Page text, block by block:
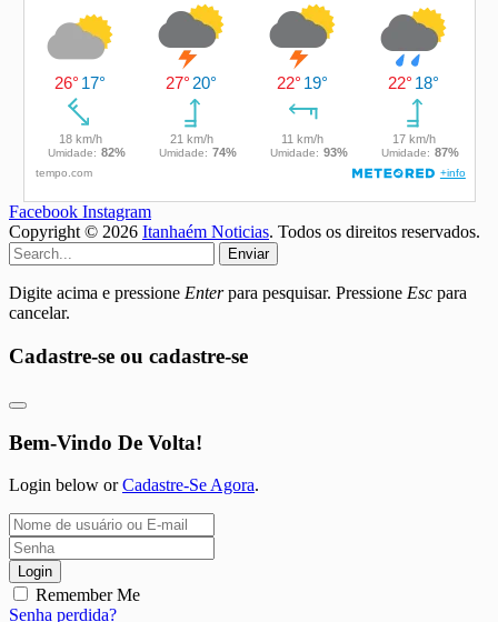
Facebook Instagram
Copyright © 2026 Itanhaém Noticias. Todos os direitos reservados.
Enviar
Digite acima e pressione Enterpara pesquisar. Pressione Esc para
cancelar.
Cadastre-se ou cadastre-se
Bem-Vindo De Volta!
Login below orCadastre-Se Agora.
Login
Remember Me
Senha perdida?